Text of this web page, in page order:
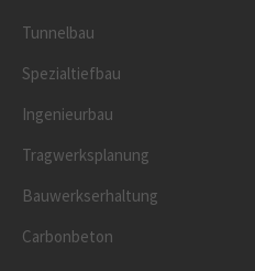
Tunnelbau
Spezialtiefbau
Ingenieurbau
Tragwerksplanung
Bauwerkserhaltung
Carbonbeton